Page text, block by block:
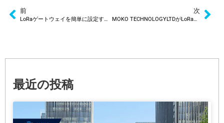
前 次
MOKO TECHNOLOGYLTDがLoRaAlliance®メンバーに参加
最近の投稿